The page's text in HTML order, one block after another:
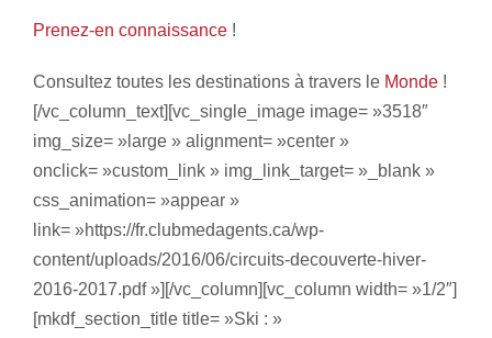
Prenez-en connaissance !
Consultez toutes les destinations à travers le Monde !
[/vc_column_text][vc_single_image image= »3518″
img_size= »large » alignment= »center »
onclick= »custom_link » img_link_target= »_blank »
css_animation= »appear »
link= »https://fr.clubmedagents.ca/wp-
content/uploads/2016/06/circuits-decouverte-hiver-
2016-2017.pdf »][/vc_column][vc_column width= »1/2″]
[mkdf_section_title title= »Ski : »